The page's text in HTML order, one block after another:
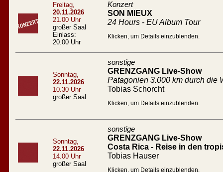
Freitag,
20.11.2026
21.00 Uhr
großer Saal
Einlass:
20.00 Uhr
Konzert
SON MIEUX
24 Hours - EU Album Tour
Klicken, um Details einzublenden.
Sonntag,
22.11.2026
10.30 Uhr
großer Saal
sonstige
GRENZGANG Live-Show
Patagonien 3.000 km durch die
Tobias Schorcht
Klicken, um Details einzublenden.
Sonntag,
22.11.2026
14.00 Uhr
großer Saal
sonstige
GRENZGANG Live-Show
Costa Rica - Reise in den
Tobias Hauser
Klicken, um Details einzublenden.